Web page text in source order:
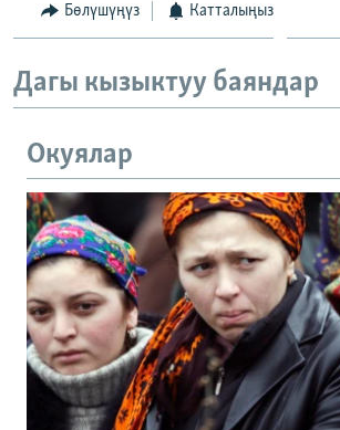
Бөлүшүңүз Катталыңыз
Дагы кызыктуу баяндар
Окуялар